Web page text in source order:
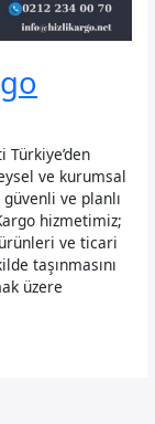
Türkiye’den
ve kurumsal
güvenli ve planlı
hizmetimiz;
ve ticari
taşınmasını
üzere